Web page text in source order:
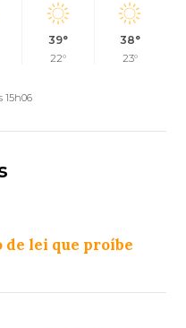
39°
22°
38°
23°
15h06
de lei que proíbe